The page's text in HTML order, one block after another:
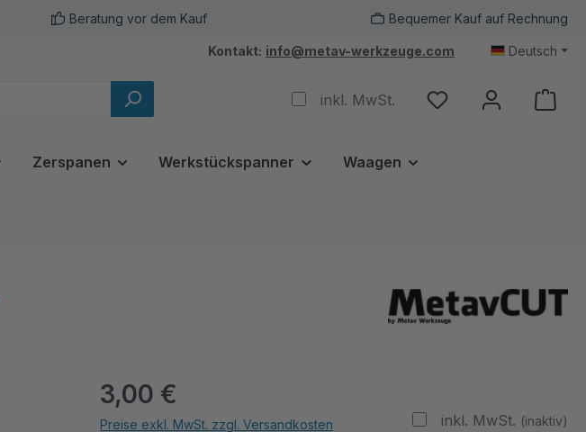
Beratung vor dem Kauf Bequemer Kauf auf Rechnung
Kontakt: info@metav-werkzeuge.com Deutsch
inkl. MwSt.
Zerspanen Werkstückspanner Waagen
3,00 €
inkl. MwSt. (inaktiv)
Preise exkl. MwSt. zzgl. Versandkosten